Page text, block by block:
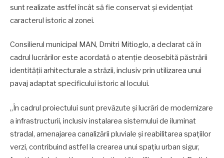
sunt realizate astfel încât să fie conservat și evidențiat
caracterul istoric al zonei.
Consilierul municipal MAN, Dmitri Mitioglo, a declarat că în
cadrul lucrărilor este acordată o atenție deosebită păstrării
identității arhitecturale a străzii, inclusiv prin utilizarea unui
pavaj adaptat specificului istoric al locului.
„În cadrul proiectului sunt prevăzute și lucrări de modernizare
a infrastructurii, inclusiv instalarea sistemului de iluminat
stradal, amenajarea canalizării pluviale și reabilitarea spațiilor
verzi, contribuind astfel la crearea unui spațiu urban sigur,